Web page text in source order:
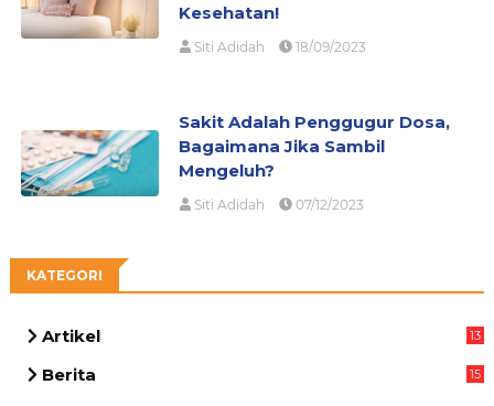
Kesehatan!
Siti Adidah 18/09/2023
Sakit Adalah Penggugur Dosa,
Bagaimana Jika Sambil
Mengeluh?
Siti Adidah 07/12/2023
KATEGORI
Artikel
13
Berita
15